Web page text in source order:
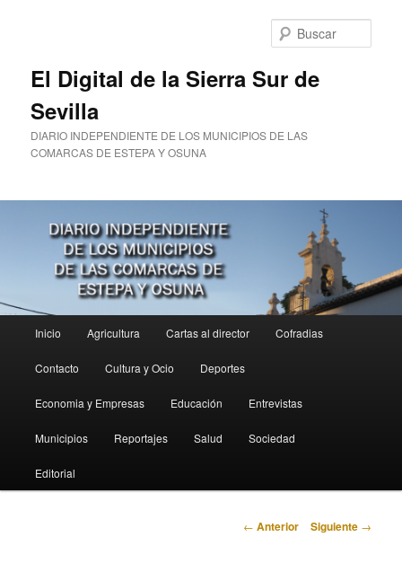
El Digital de la Sierra Sur de
Sevilla
DIARIO INDEPENDIENTE DE LOS MUNICIPIOS DE LAS
COMARCAS DE ESTEPA Y OSUNA
principal
Inicio Agricultura Cartas al director Cofradias
Contacto Cultura y Ocio Deportes
Economia y Empresas Educación Entrevistas
Municipios Reportajes Salud Sociedad
Editorial
Navegación
← Anterior Siguiente →